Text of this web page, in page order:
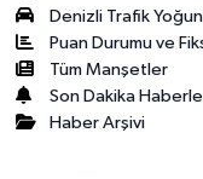
Denizli Trafik
Puan Durumu ve
Tüm Manşetler
Son Dakika
Haber Arşivi